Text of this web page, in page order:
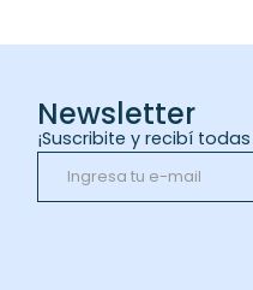
Newsletter
¡Suscribite y recibí